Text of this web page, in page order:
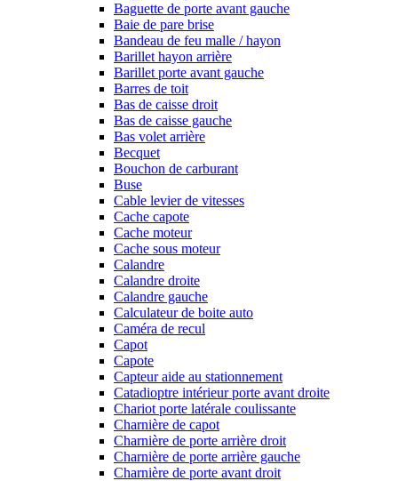
Baguette de porte avant gauche
Baie de pare brise
Bandeau de feu malle / hayon
Barillet hayon arrière
Barillet porte avant gauche
Barres de toit
Bas de caisse droit
Bas de caisse gauche
Bas volet arrière
Becquet
Bouchon de carburant
Buse
Cable levier de vitesses
Cache capote
Cache moteur
Cache sous moteur
Calandre
Calandre droite
Calandre gauche
Calculateur de boite auto
Caméra de recul
Capot
Capote
Capteur aide au stationnement
Catadioptre intérieur porte avant droite
Chariot porte latérale coulissante
Charnière de capot
Charnière de porte arrière droit
Charnière de porte arrière gauche
Charnière de porte avant droit